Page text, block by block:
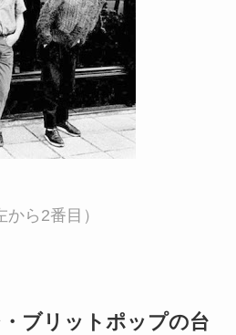
ら2番目）
ブリットポップの台